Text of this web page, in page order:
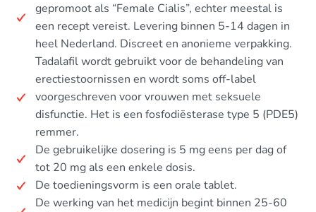
gepromoot als “Female Cialis”, echter meestal is
een recept vereist. Levering binnen 5-14 dagen in
heel Nederland. Discreet en anonieme verpakking.
Tadalafil wordt gebruikt voor de behandeling van
erectiestoornissen en wordt soms off-label
voorgeschreven voor vrouwen met seksuele
disfunctie. Het is een fosfodiësterase type 5 (PDE5)
remmer.
De gebruikelijke dosering is 5 mg eens per dag of
tot 20 mg als een enkele dosis.
De toedieningsvorm is een orale tablet.
De werking van het medicijn begint binnen 25-60